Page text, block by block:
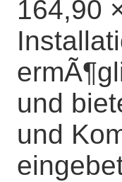
164,90
und
und